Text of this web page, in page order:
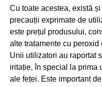
Cu toate acestea, există
precauții exprimate de
este prețul produsului,
alte tratamente cu
Unii utilizatori au raportat
iritație, în special la prima
ale feței. Este important